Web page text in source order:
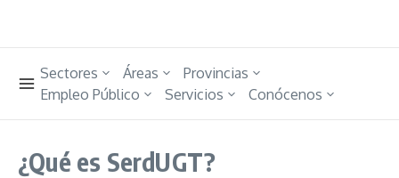
Sectores Áreas
Provincias
Empleo Público
Servicios Conócenos
¿Qué es SerdUGT?